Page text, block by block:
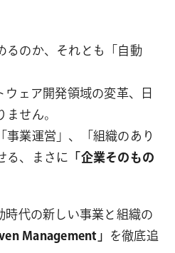
るのか、それとも「自動
ェア開発領域の変革、日
ません。
事業運営」、「組織のあり
る、まさに
「企業そのもの
時代の新しい事業と組織の
Management」
を徹底追